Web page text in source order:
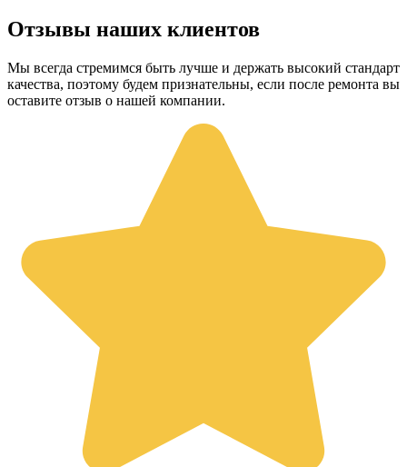
Отзывы наших клиентов
Мы всегда стремимся быть лучше и держать высокий стандарт
качества, поэтому будем признательны, если после ремонта вы
оставите отзыв о нашей компании.